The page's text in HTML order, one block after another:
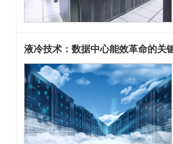
液冷技术：数据中心能效革命的关